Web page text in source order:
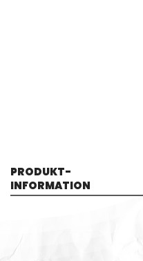
PRODUKT-
INFORMATION